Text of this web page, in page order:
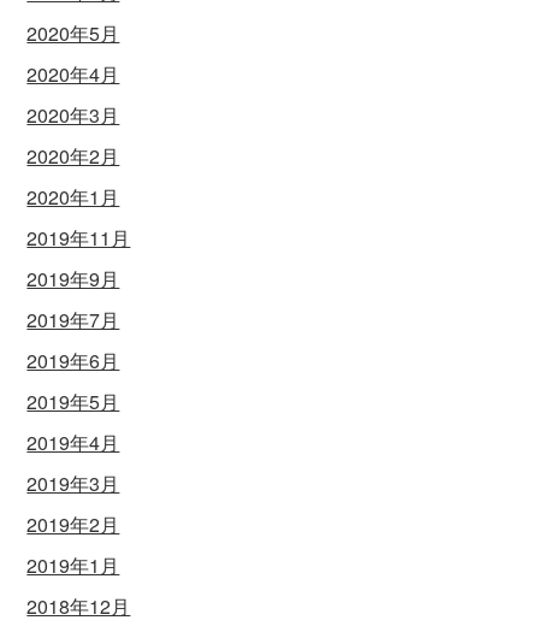
2020年5月
2020年4月
2020年3月
2020年2月
2020年1月
2019年11月
2019年9月
2019年7月
2019年6月
2019年5月
2019年4月
2019年3月
2019年2月
2019年1月
2018年12月